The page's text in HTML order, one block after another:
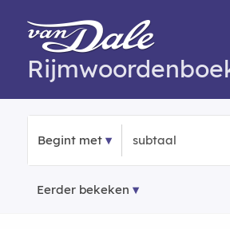
Begint met
Eerder bekeken